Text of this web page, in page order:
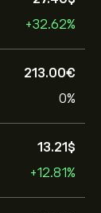
+32.62%
213.00‎€‎
0%
13.21‎$‎
+12.81%